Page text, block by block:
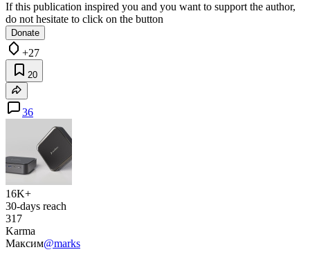
If this publication inspired you and you want to support the author,
do not hesitate to click on the button
Donate
+27
20
36
16K+
30-days reach
317
Karma
Максим@marks